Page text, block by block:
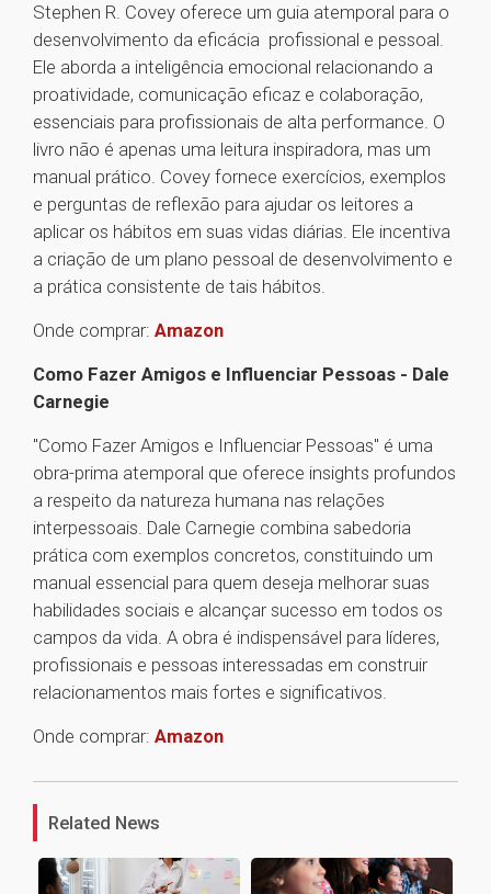
Stephen R. Covey oferece um guia atemporal para o
desenvolvimento da eficácia profissional e pessoal.
Ele aborda a inteligência emocional relacionando a
proatividade, comunicação eficaz e colaboração,
essenciais para profissionais de alta performance. O
livro não é apenas uma leitura inspiradora, mas um
manual prático. Covey fornece exercícios, exemplos
e perguntas de reflexão para ajudar os leitores a
aplicar os hábitos em suas vidas diárias. Ele incentiva
a criação de um plano pessoal de desenvolvimento e
a prática consistente de tais hábitos.
Onde comprar: Amazon
Como Fazer Amigos e Influenciar Pessoas - Dale
Carnegie
"Como Fazer Amigos e Influenciar Pessoas" é uma
obra-prima atemporal que oferece insights profundos
a respeito da natureza humana nas relações
interpessoais. Dale Carnegie combina sabedoria
prática com exemplos concretos, constituindo um
manual essencial para quem deseja melhorar suas
habilidades sociais e alcançar sucesso em todos os
campos da vida. A obra é indispensável para líderes,
profissionais e pessoas interessadas em construir
relacionamentos mais fortes e significativos.
Onde comprar: Amazon
Related News